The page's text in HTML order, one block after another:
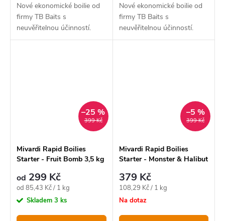
Nové ekonomické boilie od
firmy TB Baits s
neuvěřitelnou účinností.
Nové ekonomické boilie od
firmy TB Baits s
neuvěřitelnou účinností.
399 Kč
–25 %
Mivardi Rapid Boilies
Starter - Fruit Bomb 3,5 kg
od 299 Kč
Měrná
cena:
od 85,43 Kč / 1 kg
Skladem 3 ks
399 Kč
–5 %
Mivardi Rapid Boilies
Starter - Monster & Halibut
379 Kč
Měrná
cena:
108,29 Kč / 1 kg
Na dotaz